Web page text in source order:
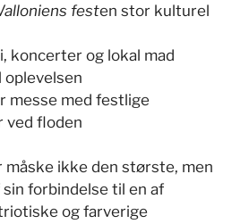
festen stor kulturel
koncerter og lokal mad
oplevelsen
messe med festlige
ved floden
måske ikke den største, men
forbindelse til en af
og farverige